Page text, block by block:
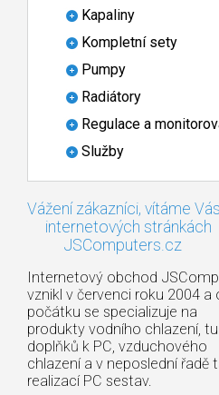
Kapaliny
Kompletní sety
Pumpy
Radiátory
Regulace a
Služby
Vážení zákazníci, vítáme
internetových stránkách
JSComputers.cz
Internetový obchod
vznikl v červenci roku 2004 a
počátku se specializuje na
produkty vodního chlazení,
doplňků k PC, vzduchového
chlazení a v neposlední řadě
realizací PC sestav.